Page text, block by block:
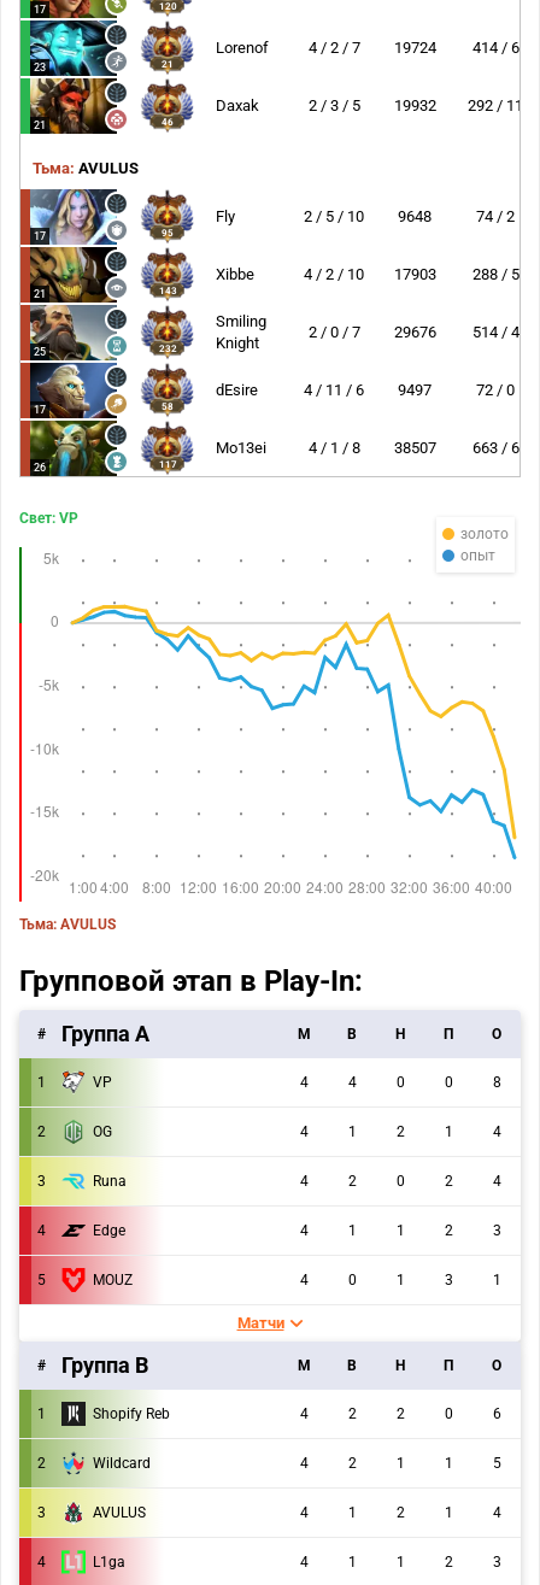
17 120
23 21
Lorenof 4 / 2 / 7 19724 414 / 6
21 46
Daxak 2 / 3 / 5 19932 292 / 11
Тьма: AVULUS
17 95
Fly 2 / 5 / 10 9648 74 / 2
21 143
Xibbe 4 / 2 / 10 17903 288 / 5
25 232
Smiling
Knight
2 / 0 / 7 29676 514 / 4
17 58
dEsire 4 / 11 / 6 9497 72 / 0
26 117
Mo13ei 4 / 1 / 8 38507 663 / 6
золото
опыт
Свет: VP
Тьма: AVULUS
Групповой этап в Play-In:
# Группа A M В Н П О
1 VP 4 4 0 0 8
2 OG 4 1 2 1 4
3 Runa 4 2 0 2 4
4 Edge 4 1 1 2 3
5 MOUZ 4 0 1 3 1
Матчи
# Группа B M В Н П О
1 Shopify Reb 4 2 2 0 6
2 Wildcard 4 2 1 1 5
3 AVULUS 4 1 2 1 4
4 L1ga 4 1 1 2 3